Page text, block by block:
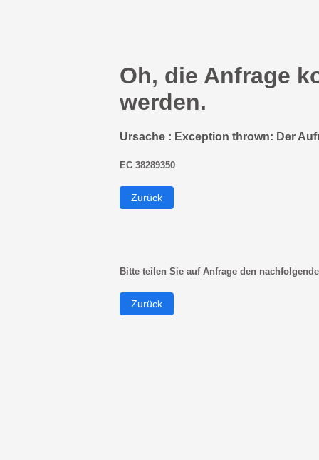
Oh, die Anfrage
werden.
Ursache : Exception thrown: Der
EC 38289350
Zurück
Bitte teilen Sie auf Anfrage den
Zurück